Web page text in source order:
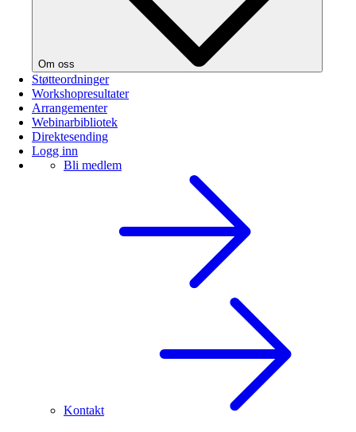
Om oss
Støtteordninger
Workshopresultater
Arrangementer
Webinarbibliotek
Direktesending
Logg inn
Bli medlem
Kontakt